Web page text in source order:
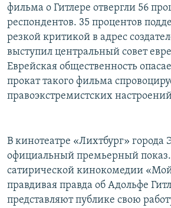
фильма о Гитлере отвергли 56
респондентов. 35 процентов
резкой критикой в адрес
выступил центральный совет
Еврейская общественность
прокат такого фильма
правоэкстремистских
В кинотеатре «Лихтбург» города
официальный премьерный показ.
сатирической кинокомедии
правдивая правда об Адольфе
представляют публике свою